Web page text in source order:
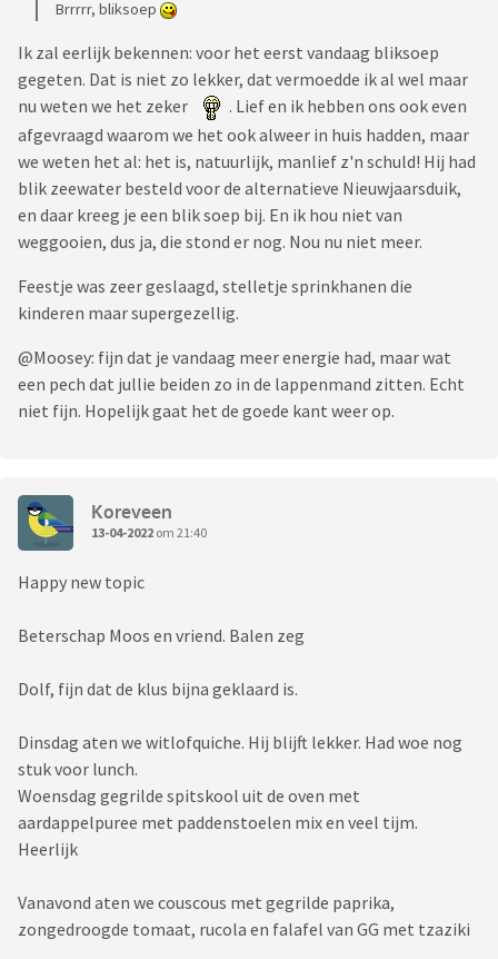
Brrrrr, bliksoep
Ik zal eerlijk bekennen: voor het eerst vandaag bliksoep
gegeten. Dat is niet zo lekker, dat vermoedde ik al wel maar
nu weten we het zeker
. Lief en ik hebben ons ook even
afgevraagd waarom we het ook alweer in huis hadden, maar
we weten het al: het is, natuurlijk, manlief z'n schuld! Hij had
blik zeewater besteld voor de alternatieve Nieuwjaarsduik,
en daar kreeg je een blik soep bij. En ik hou niet van
weggooien, dus ja, die stond er nog. Nou nu niet meer.
Feestje was zeer geslaagd, stelletje sprinkhanen die
kinderen maar supergezellig.
@Moosey: fijn dat je vandaag meer energie had, maar wat
een pech dat jullie beiden zo in de lappenmand zitten. Echt
niet fijn. Hopelijk gaat het de goede kant weer op.
Koreveen
13-04-2022 om 21:40
Happy new topic
Beterschap Moos en vriend. Balen zeg
Dolf, fijn dat de klus bijna geklaard is.
Dinsdag aten we witlofquiche. Hij blijft lekker. Had woe nog
stuk voor lunch.
Woensdag gegrilde spitskool uit de oven met
aardappelpuree met paddenstoelen mix en veel tijm.
Heerlijk
Vanavond aten we couscous met gegrilde paprika,
zongedroogde tomaat, rucola en falafel van GG met tzaziki